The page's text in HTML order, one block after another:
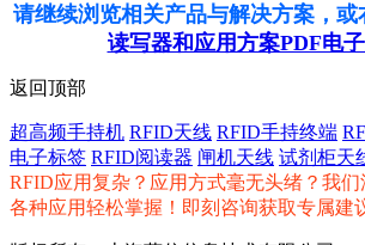
请继续浏览相关产品与解决方案，或
读写器和应用方案PDF电
返回顶部
超高频手持机 RFID天线 RFID手持终端
电子标签 RFID阅读器 闸机天线 试剂柜天
RFID应用复杂？应用方式毫无头绪？我们
各种应用轻松掌握！即刻咨询获取专属建